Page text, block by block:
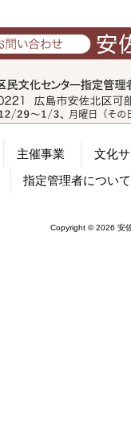
主催事業
文化
指定管理者について
Copyright © 2026 安